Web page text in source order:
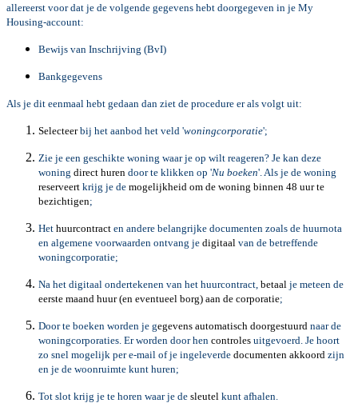
allereerst voor dat je de volgende gegevens hebt doorgegeven in je My
Housing-account:
Bewijs van Inschrijving (BvI)
Bankgegevens
Als je dit eenmaal hebt gedaan dan ziet de procedure er als volgt uit:
Selecteerbij het aanbod het veld 'woningcorporatie';
Zie je een geschikte woning waar je op wilt reageren? Je kan deze
woning direct huren door te klikken op 'Nu boeken'. Als je de woning
reserveert krijg je de mogelijkheid om de woning binnen 48 uur te
bezichtigen;
Het huurcontract en andere belangrijke documenten zoals de huurnota
en algemene voorwaarden ontvang je digitaal van de betreffende
woningcorporatie;
Na het digitaal ondertekenen van het huurcontract, betaal je meteen de
eerste maand huur (en eventueel borg) aan de corporatie;
Door te boeken worden je gegevens automatisch doorgestuurd naar de
woningcorporaties. Er worden door hen controles uitgevoerd. Je hoort
zo snel mogelijk per e-mail of je ingeleverde documenten akkoord zijn
en je de woonruimte kunt huren;
Tot slot krijg je te horen waar je de sleutel kunt afhalen.